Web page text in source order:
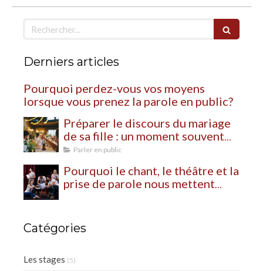
Rechercher
Derniers articles
Pourquoi perdez-vous vos moyens
lorsque vous prenez la parole en public?
Préparer le discours du mariage
de sa fille : un moment souvent
plus bouleversant qu’on ne
Parler en public
Pourquoi le chant, le théâtre et la
prise de parole nous mettent
Catégories
Les stages (5)